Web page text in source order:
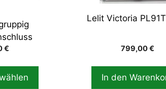
€
Lelit Victoria
799,00€
In den